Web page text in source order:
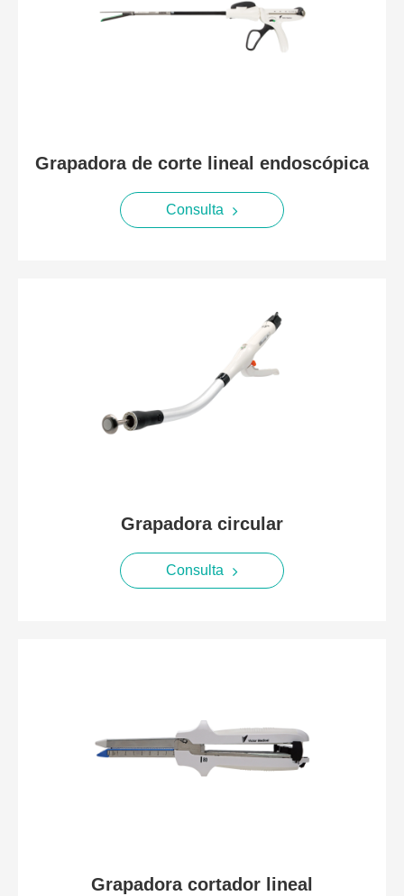
Grapadora de corte lineal endoscópica
Consulta
Grapadora circular
Consulta
Grapadora cortador lineal